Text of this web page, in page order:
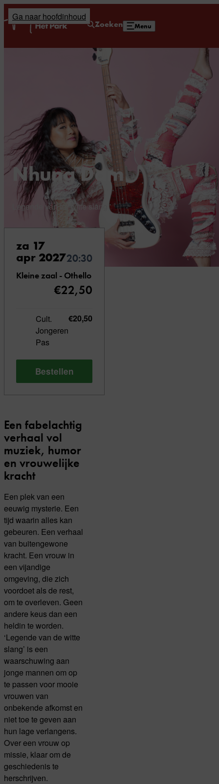
Ga naar hoofdinhoud
Zoeken Menu
Home
Nhung Dam
Legende van de witte slang
za 17
apr 202720:30
Kleine zaal - Othello
€22,50
Cult.
Jongeren
Pas
€20,50
Bestellen
Een fabelachtig
verhaal vol
muziek, humor
en vrouwelijke
kracht
Een plek van een
eeuwig mysterie. Een
tijd waarin alles kan
gebeuren. Een verhaal
van buitengewone
kracht. Een vrouw in
een vijandige
omgeving, die zich
voordoet als de rest,
om te overleven. Geen
andere keus dan een
heldin te worden.
‘Legende van de witte
slang’ is een
waarschuwing aan
jonge mannen om op
te passen voor mooie
vrouwen van
onbekende afkomst en
niet toe te geven aan
hun lage verlangens.
Over een vrouw op
missie, klaar om de
geschiedenis te
herschrijven.